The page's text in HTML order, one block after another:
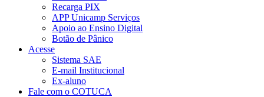
Recarga PIX
APP Unicamp Serviços
Apoio ao Ensino Digital
Botão de Pânico
Acesse
Sistema SAE
E-mail Institucional
Ex-aluno
Fale com o COTUCA